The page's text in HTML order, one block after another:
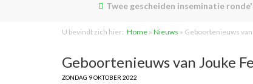
Twee gescheiden inseminatie
U bevindt zich hier: Home » Nieuws » Geboortenieuws
Geboortenieuws van Jouke
ZONDAG 9 OKTOBER 2022